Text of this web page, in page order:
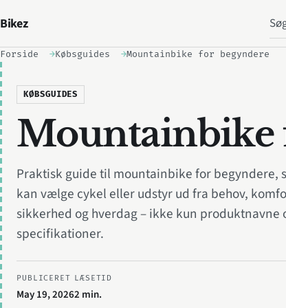
Bikez
Forside Købsguides Mountainbike for begyndere
KØBSGUIDES
Mountainbike
Praktisk guide til mountainbike for begyndere,
kan vælge cykel eller udstyr ud fra behov,
sikkerhed og hverdag – ikke kun produktnavne
specifikationer.
PUBLICERET
May 19, 2026
LÆSETID
2 min.